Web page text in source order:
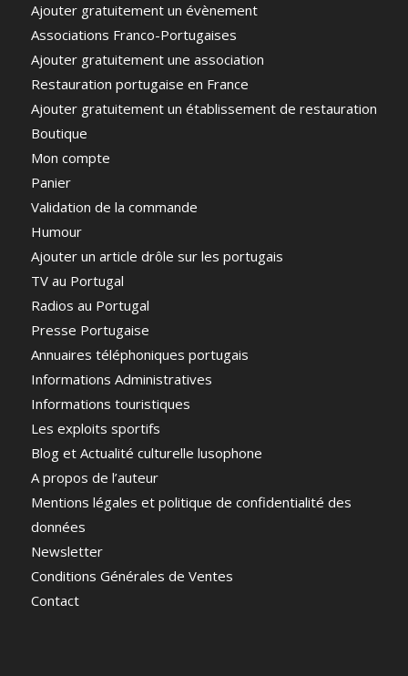
Ajouter gratuitement un évènement
Associations Franco-Portugaises
Ajouter gratuitement une association
Restauration portugaise en France
Ajouter gratuitement un établissement de restauration
Boutique
Mon compte
Panier
Validation de la commande
Humour
Ajouter un article drôle sur les portugais
TV au Portugal
Radios au Portugal
Presse Portugaise
Annuaires téléphoniques portugais
Informations Administratives
Informations touristiques
Les exploits sportifs
Blog et Actualité culturelle lusophone
A propos de l’auteur
Mentions légales et politique de confidentialité des
données
Newsletter
Conditions Générales de Ventes
Contact